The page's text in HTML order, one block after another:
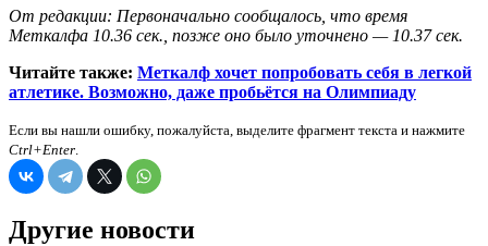
От редакции: Первоначально сообщалось, что время
Меткалфа 10.36 сек., позже оно было уточнено — 10.37 сек.
Читайте также: Меткалф хочет попробовать себя в легкой
атлетике. Возможно, даже пробьётся на Олимпиаду
Если вы нашли ошибку, пожалуйста, выделите фрагмент текста и нажмите
Ctrl+Enter.
Другие новости